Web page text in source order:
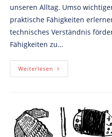
unseren Alltag. Umso
praktische Fähigkeiten
technisches Verständnis
Fähigkeiten zu…
Weiterlesen Löten:
Kreativität,